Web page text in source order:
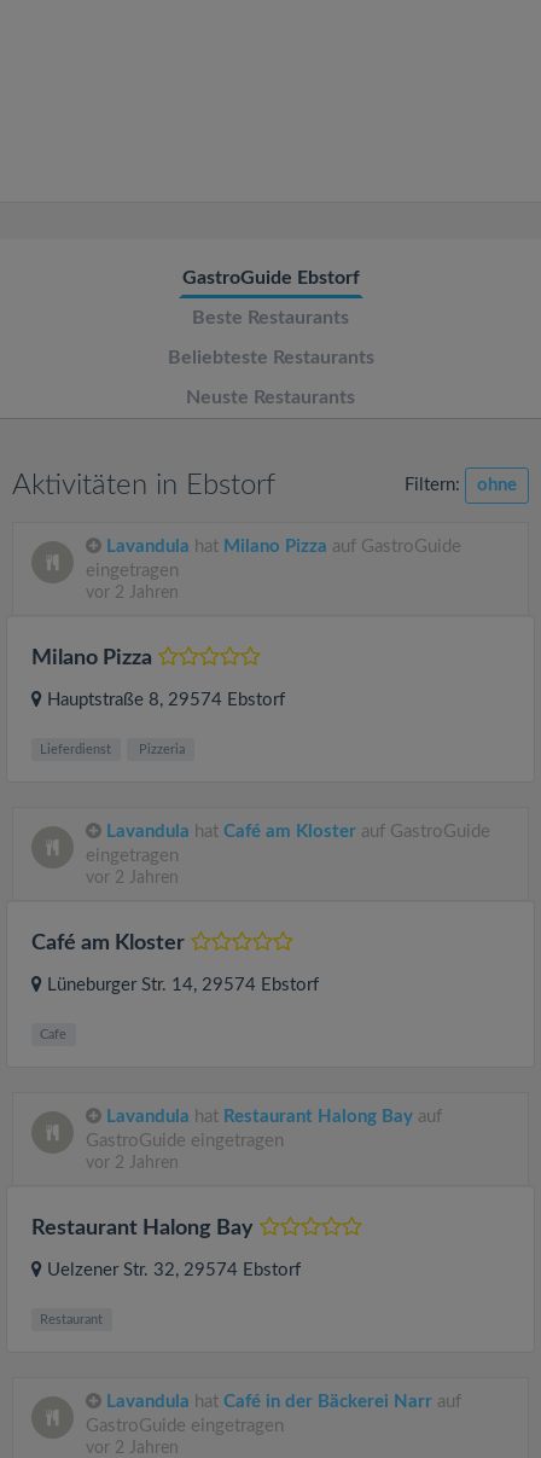
GastroGuide Ebstorf
Beste Restaurants
Beliebteste Restaurants
Neuste Restaurants
Aktivitäten in Ebstorf Filtern: ohne
Lavandula hat Milano Pizza auf GastroGuide
eingetragen
vor 2 Jahren
Milano Pizza
Hauptstraße 8, 29574 Ebstorf
Lieferdienst Pizzeria
Lavandula hat Café am Kloster auf GastroGuide
eingetragen
vor 2 Jahren
Café am Kloster
Lüneburger Str. 14, 29574 Ebstorf
Cafe
Lavandula hat Restaurant Halong Bay auf
GastroGuide eingetragen
vor 2 Jahren
Restaurant Halong Bay
Uelzener Str. 32, 29574 Ebstorf
Restaurant
Lavandula hat Café in der Bäckerei Narr auf
GastroGuide eingetragen
vor 2 Jahren